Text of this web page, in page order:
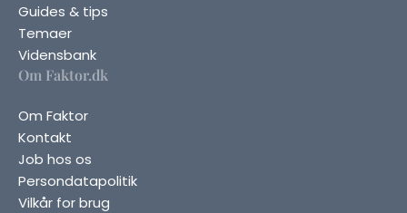
Guides & tips
Temaer
Vidensbank
Om Faktor.dk
Om Faktor
Kontakt
Job hos os
Persondatapolitik
Vilkår for brug